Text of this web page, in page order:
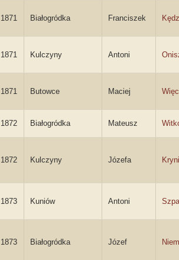
1871 Białogródka Franciszek
1871 Kulczyny Antoni
1871 Butowce Maciej
1872 Białogródka Mateusz
1872 Kulczyny Józefa
1873 Kuniów Antoni
1873 Białogródka Józef